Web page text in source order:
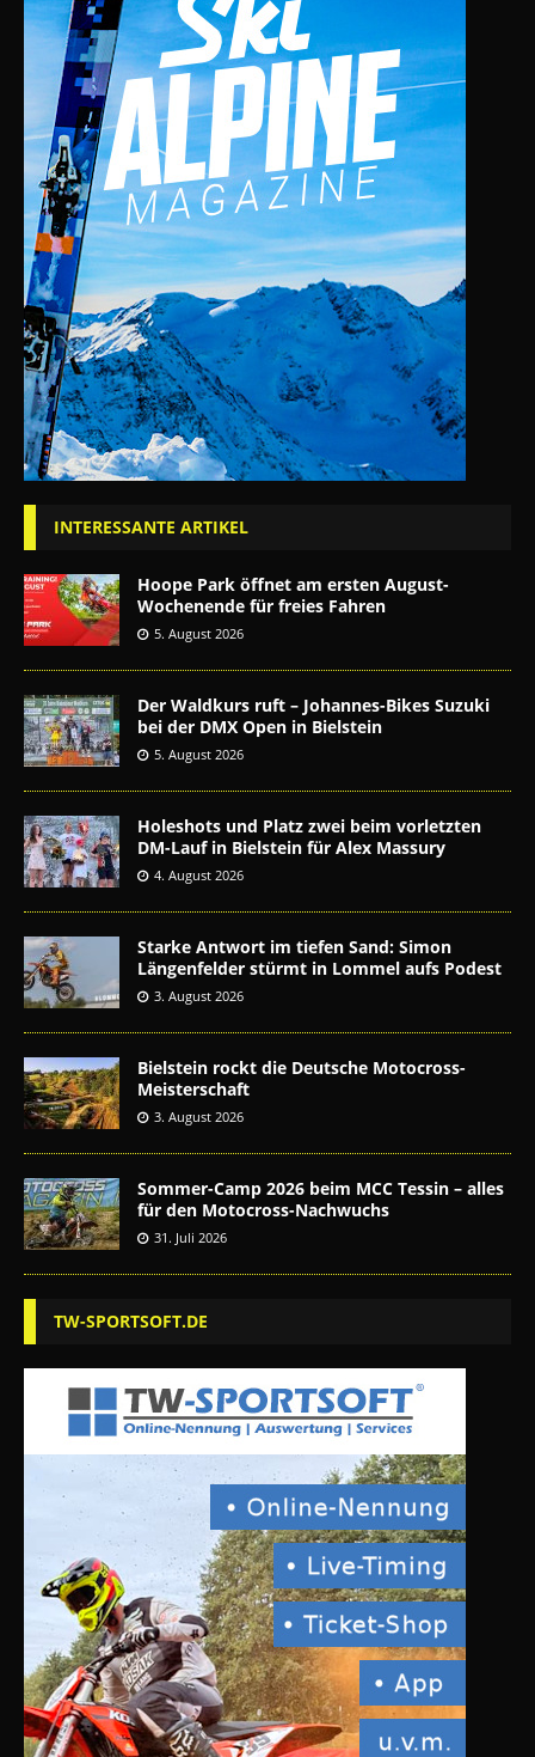
INTERESSANTE ARTIKEL
Hoope Park öffnet am ersten August-
Wochenende für freies Fahren
5. August 2026
Der Waldkurs ruft – Johannes-Bikes Suzuki
bei der DMX Open in Bielstein
5. August 2026
Holeshots und Platz zwei beim vorletzten
DM-Lauf in Bielstein für Alex Massury
4. August 2026
Starke Antwort im tiefen Sand: Simon
Längenfelder stürmt in Lommel aufs Podest
3. August 2026
Bielstein rockt die Deutsche Motocross-
Meisterschaft
3. August 2026
Sommer-Camp 2026 beim MCC Tessin – alles
für den Motocross-Nachwuchs
31. Juli 2026
TW-SPORTSOFT.DE